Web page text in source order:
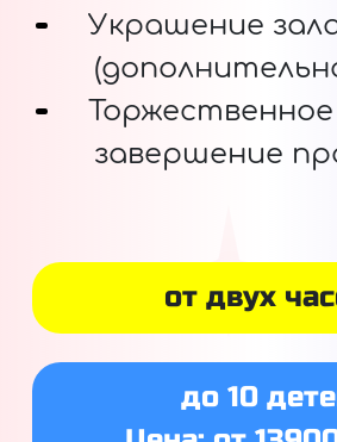
Украшение
Торжественное
завершение
от двух
до 10